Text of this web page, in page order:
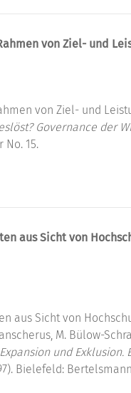
von Ziel- und
von Ziel- und
Governance der
No. 15.
aus Sicht von
aus Sicht von
M. Bülow-
und Exklusion.
Bielefeld: